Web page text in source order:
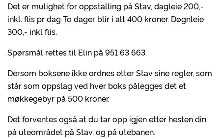
Det er mulighet for oppstalling på Stav, dagleie 200,-
inkl. flis pr dag To dager blir i alt 400 kroner. Døgnleie
300,- inkl flis.
Spørsmål rettes til Elin på 951 63 663.
Dersom boksene ikke ordnes etter Stav sine regler, som
står som oppslag ved hver boks pålegges det et
møkkegebyr på 500 kroner.
Det forventes også at du tar opp igjen etter hesten din
på uteområdet på Stav, og på utebanen.